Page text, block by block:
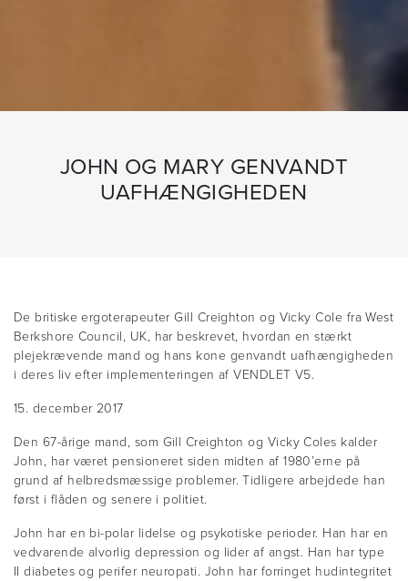
JOHN OG MARY GENVANDT
UAFHÆNGIGHEDEN
De britiske ergoterapeuter Gill Creighton og Vicky Cole fra West
Berkshore Council, UK, har beskrevet, hvordan en stærkt
plejekrævende mand og hans kone genvandt uafhængigheden
i deres liv efter implementeringen af VENDLET V5.
15. december 2017
Den 67-årige mand, som Gill Creighton og Vicky Coles kalder
John, har været pensioneret siden midten af 1980’erne på
grund af helbredsmæssige problemer. Tidligere arbejdede han
først i flåden og senere i politiet.
John har en bi-polar lidelse og psykotiske perioder. Han har en
vedvarende alvorlig depression og lider af angst. Han har type
II diabetes og perifer neuropati. John har forringet hudintegritet